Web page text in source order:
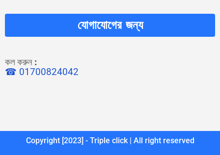
যোগাযোগের জন্য
কল করুন:
☎ 01700824042
Copyright [2023] - Triple click | All right reserved